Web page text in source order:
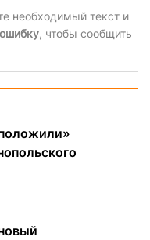
необходимый текст и
, чтобы сообщить